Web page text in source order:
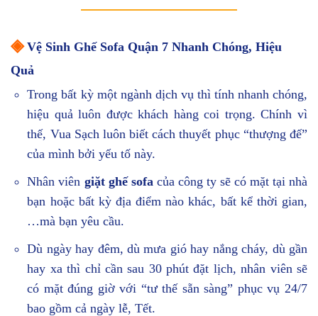
◈Vệ Sinh Ghế Sofa Quận 7 Nhanh Chóng, Hiệu
Quả
Trong bất kỳ một ngành dịch vụ thì tính nhanh chóng,
hiệu quả luôn được khách hàng coi trọng. Chính vì
thế, Vua Sạch luôn biết cách thuyết phục “thượng đế”
của mình bởi yếu tố này.
Nhân viên giặt ghế sofa của công ty sẽ có mặt tại nhà
bạn hoặc bất kỳ địa điểm nào khác, bất kể thời gian,
…mà bạn yêu cầu.
Dù ngày hay đêm, dù mưa gió hay nắng cháy, dù gần
hay xa thì chỉ cần sau 30 phút đặt lịch, nhân viên sẽ
có mặt đúng giờ với “tư thế sẵn sàng” phục vụ 24/7
bao gồm cả ngày lễ, Tết.